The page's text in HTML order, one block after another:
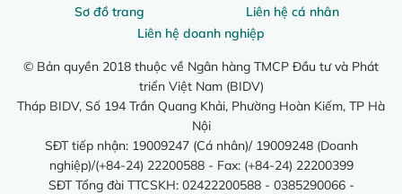
Sơ đồ trang
Liên hệ cá nhân
Liên hệ doanh nghiệp
© Bản quyền 2018 thuộc về Ngân hàng TMCP Đầu tư và Phát
triển Việt Nam (BIDV)
Tháp BIDV, Số 194 Trần Quang Khải, Phường Hoàn Kiếm, TP Hà
Nội
SĐT tiếp nhận: 19009247 (Cá nhân)/ 19009248 (Doanh
nghiệp)/(+84-24) 22200588 - Fax: (+84-24) 22200399
SĐT Tổng đài TTCSKH: 02422200588 - 0385290066 -